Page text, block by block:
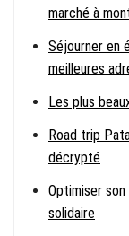
marché à
Séjourner en
meilleures
Les plus
Road trip
décrypté
Optimiser
solidaire